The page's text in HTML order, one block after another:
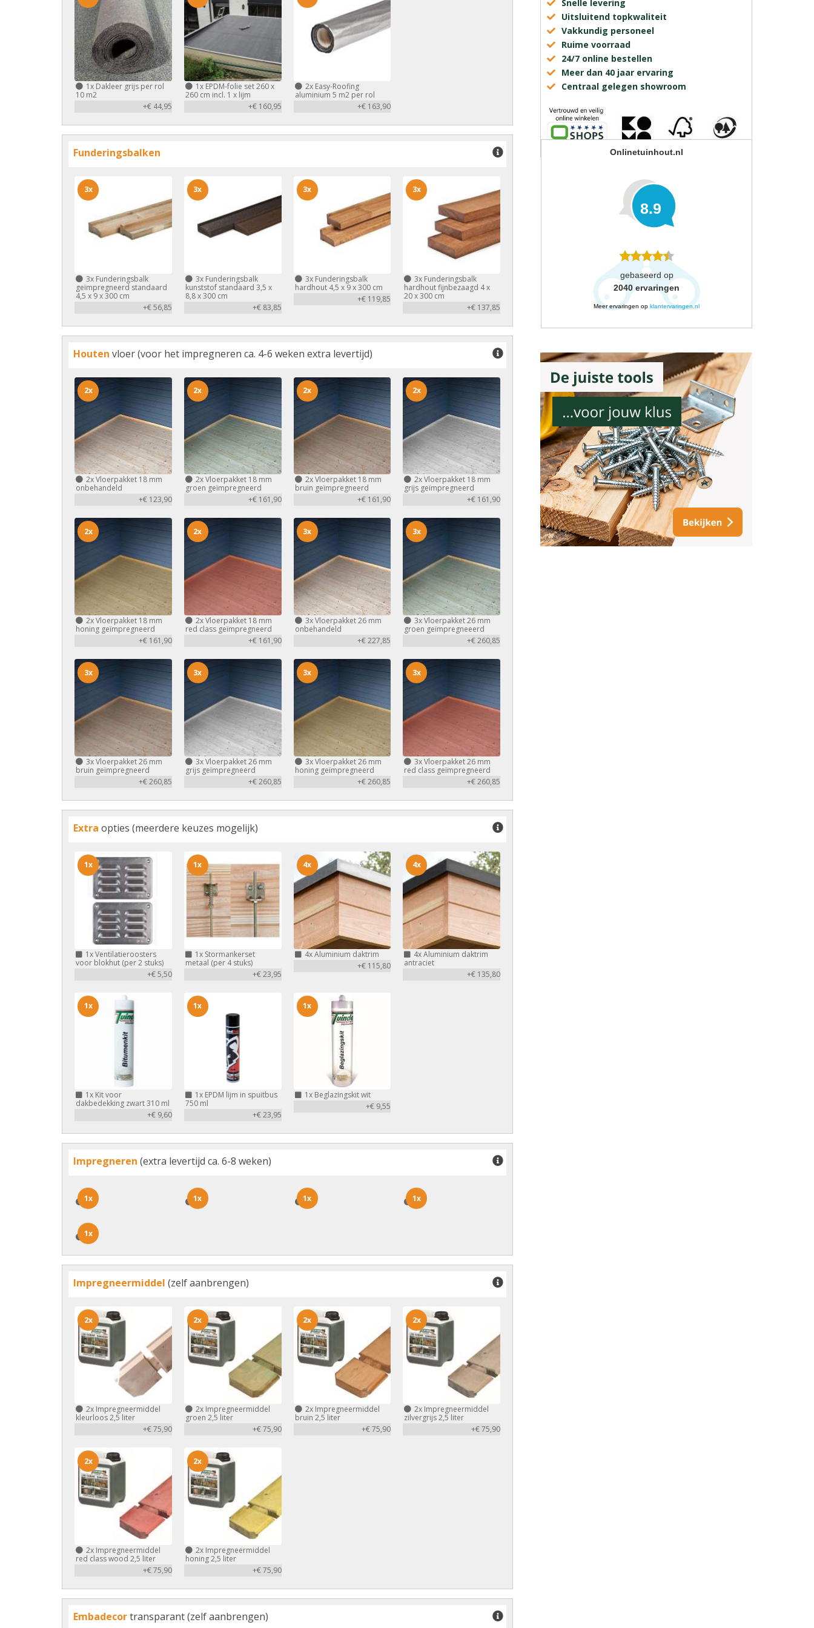
1x Dakleer grijs per rol
10 m2
+€ 44,95
1xEPDM-folie set 260 x
260 cm incl. 1 x lijm
+€ 160,95
2xEasy-Roofing
aluminium 5 m2 per rol
+€ 163,90
Funderingsbalken
3x Funderingsbalk
geïmpregneerd standaard
4,5 x 9 x 300 cm
+€ 56,85
3x
3xFunderingsbalk
kunststof standaard 3,5 x
8,8 x 300 cm
+€ 83,85
3x
3xFunderingsbalk
hardhout 4,5 x 9 x 300 cm
+€ 119,85
3x
3x Funderingsbalk
hardhout fijnbezaagd 4 x
20 x 300 cm
+€ 137,85
3x
Houten vloer (voor het impregneren ca. 4-6 weken extra levertijd)
2xVloerpakket 18 mm
onbehandeld
+€ 123,90
2x
2xVloerpakket 18 mm
groen geïmpregneerd
+€ 161,90
2x
2xVloerpakket 18 mm
bruin geïmpregneerd
+€ 161,90
2x
2xVloerpakket 18 mm
grijs geïmpregneerd
+€ 161,90
2x
2xVloerpakket 18 mm
honing geïmpregneerd
+€ 161,90
2x
2xVloerpakket 18 mm
red class geïmpregneerd
+€ 161,90
2x
3xVloerpakket 26 mm
onbehandeld
+€ 227,85
3x
3xVloerpakket 26 mm
groen geïmpregneeerd
+€ 260,85
3x
3xVloerpakket 26 mm
bruin geïmpregneerd
+€ 260,85
3x
3xVloerpakket 26 mm
grijs geïmpregneerd
+€ 260,85
3x
3xVloerpakket 26 mm
honing geïmpregneerd
+€ 260,85
3x
3xVloerpakket 26 mm
red class geïmpregneerd
+€ 260,85
3x
Extra opties (meerdere keuzes mogelijk)
1xVentilatieroosters
voor blokhut (per 2 stuks)
+€ 5,50
1x
1xStormankerset
metaal (per 4 stuks)
+€ 23,95
1x
4xAluminium daktrim
+€ 115,80
4x
4xAluminium daktrim
antraciet
+€ 135,80
4x
1x Kit voor
dakbedekking zwart 310 ml
+€ 9,60
1x
1xEPDM lijm in spuitbus
750 ml
+€ 23,95
1x
1xBeglazingskit wit
+€ 9,55
1x
Impregneren (extra levertijd ca. 6-8 weken)
1x
1x 1x
1x 1x
1x 1x
1x
1x
1x
Impregneermiddel (zelf aanbrengen)
2x Impregneermiddel
kleurloos 2,5 liter
+€ 75,90
2x
2xImpregneermiddel
groen 2,5 liter
+€ 75,90
2x
2xImpregneermiddel
bruin 2,5 liter
+€ 75,90
2x
2x Impregneermiddel
zilvergrijs 2,5 liter
+€ 75,90
2x
2x Impregneermiddel
red class wood 2,5 liter
+€ 75,90
2x
2xImpregneermiddel
honing 2,5 liter
+€ 75,90
2x
Embadecortransparant (zelf aanbrengen)
Snelle levering
Uitsluitend topkwaliteit
Vakkundig personeel
Ruime voorraad
24/7 online bestellen
Meer dan 40 jaar ervaring
Centraal gelegen showroom
Onlinetuinhout.nl
8.9
gebaseerd op
2040 ervaringen
Meer ervaringen op klantervaringen.nl